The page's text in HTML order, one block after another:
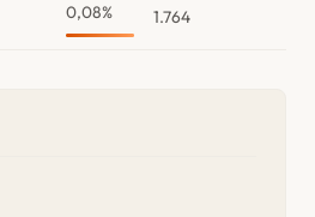
0,08% 1.764